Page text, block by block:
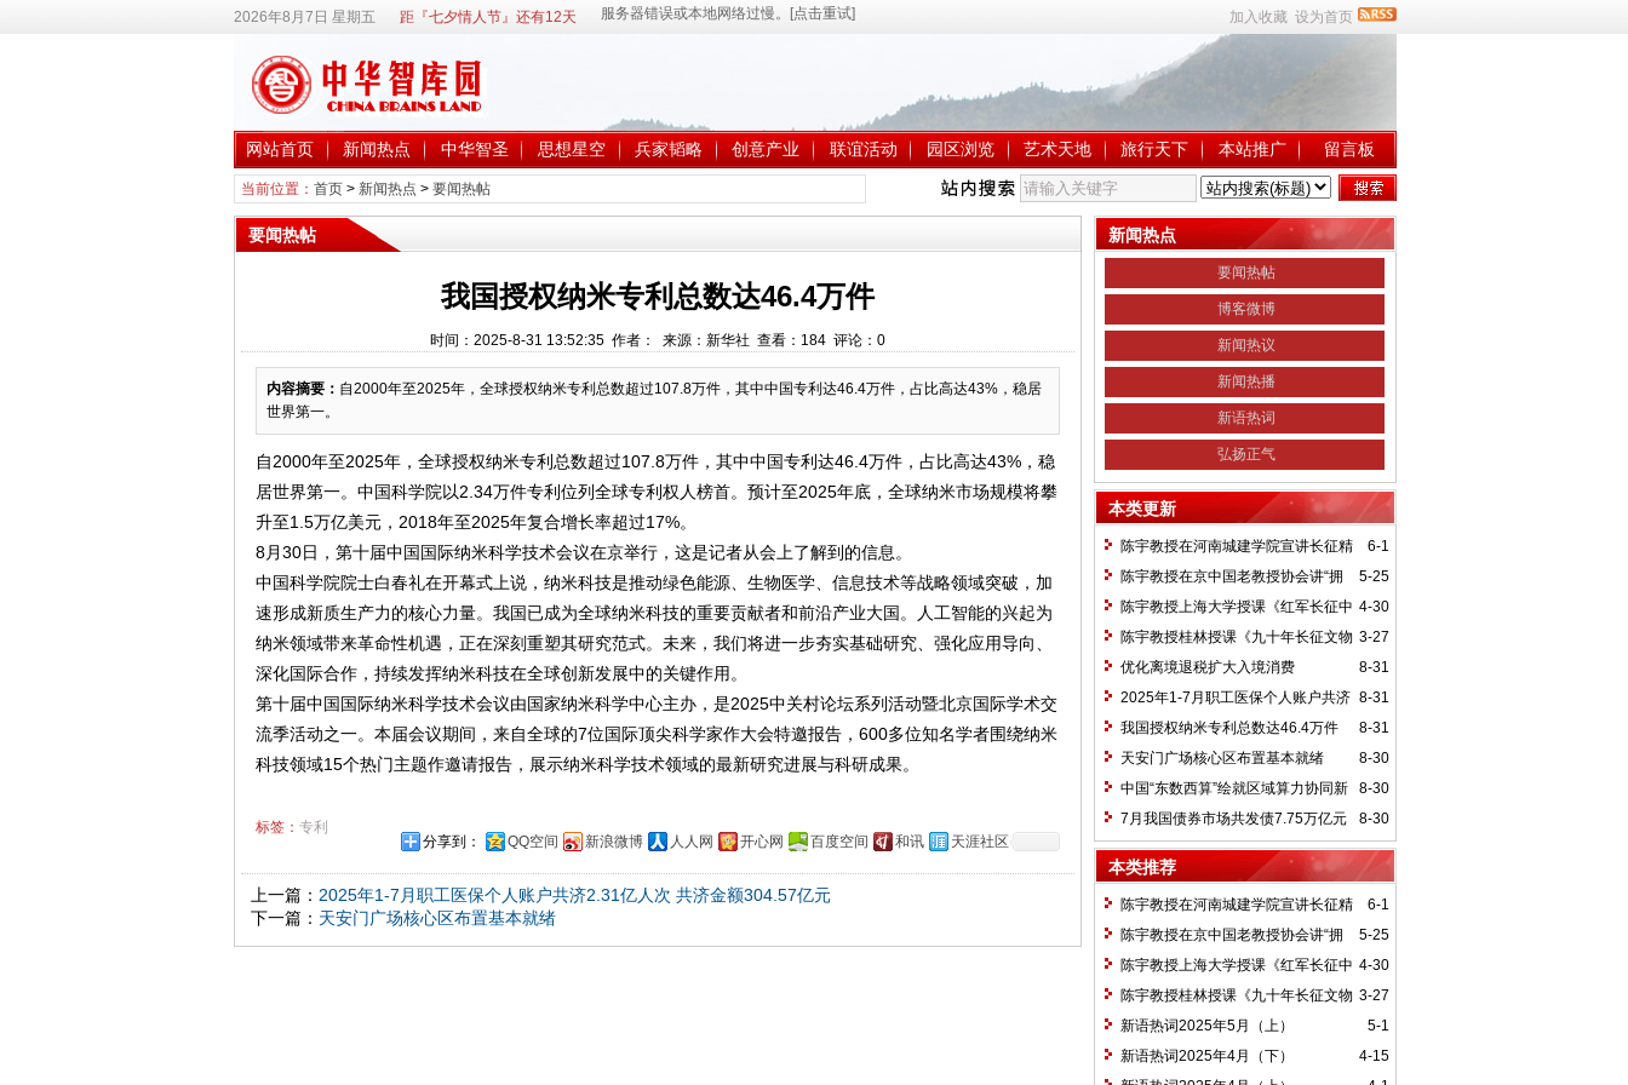
2026年8月7日 星期五 距『七夕情人节』还有12天 加入收藏 设为首页
网站首页 新闻热点 中华智圣 思想星空 兵家韬略 创意产业 联谊活动 园区浏览 艺术天地 旅行天下 本站推广 留言板
当前位置： 首页> 新闻热点 > 要闻热帖
要闻热帖
我国授权纳米专利总数达46.4万件
时间：2025-8-31 13:52:35 作者： 来源：新华社 查看： 184评论： 0
内容摘要： 自2000年至2025年，全球授权纳米专利总数超过107.8万件，其中中国专利达46.4万件，占比高达43%，稳居
世界第一。
自2000年至2025年，全球授权纳米专利总数超过107.8万件，其中中国专利达46.4万件，占比高达43%，稳
居世界第一。中国科学院以2.34万件专利位列全球专利权人榜首。预计至2025年底，全球纳米市场规模将攀
升至1.5万亿美元，2018年至2025年复合增长率超过17%。
8月30日，第十届中国国际纳米科学技术会议在京举行，这是记者从会上了解到的信息。
中国科学院院士白春礼在开幕式上说，纳米科技是推动绿色能源、生物医学、信息技术等战略领域突破，加
速形成新质生产力的核心力量。我国已成为全球纳米科技的重要贡献者和前沿产业大国。人工智能的兴起为
纳米领域带来革命性机遇，正在深刻重塑其研究范式。未来，我们将进一步夯实基础研究、强化应用导向、
深化国际合作，持续发挥纳米科技在全球创新发展中的关键作用。
第十届中国国际纳米科学技术会议由国家纳米科学中心主办，是2025中关村论坛系列活动暨北京国际学术交
流季活动之一。本届会议期间，来自全球的7位国际顶尖科学家作大会特邀报告，600多位知名学者围绕纳米
科技领域15个热门主题作邀请报告，展示纳米科学技术领域的最新研究进展与科研成果。
标签： 专利
分享到：
QQ空间 新浪微博 人人网 开心网 百度空间 和讯 天涯社区
上一篇： 2025年1-7月职工医保个人账户共济2.31亿人次 共济金额304.57亿元
下一篇： 天安门广场核心区布置基本就绪
新闻热点
要闻热帖
博客微博
新闻热议
新闻热播
新语热词
弘扬正气
本类更新
6-1
陈宇教授在河南城建学院宣讲长征精
神及红25军长征史
5-25
陈宇教授在京中国老教授协会讲“拥
抱中华新文明”
4-30
陈宇教授上海大学授课《红军长征中
的黄埔师生》
3-27
陈宇教授桂林授课《九十年长征文物
鉴赏》
8-31
优化离境退税扩大入境消费
8-31
2025年1-7月职工医保个人账户共济
2.31亿人次 共济金额304.57亿元
8-31
我国授权纳米专利总数达46.4万件
8-30
天安门广场核心区布置基本就绪
8-30
中国“东数西算”绘就区域算力协同新
图景
8-30
7月我国债券市场共发债7.75万亿元
本类推荐
6-1
陈宇教授在河南城建学院宣讲长征精
神及红25军长征史
5-25
陈宇教授在京中国老教授协会讲“拥
抱中华新文明”
4-30
陈宇教授上海大学授课《红军长征中
的黄埔师生》
3-27
陈宇教授桂林授课《九十年长征文物
鉴赏》
5-1
新语热词2025年5月（上）
4-15
新语热词2025年4月（下）